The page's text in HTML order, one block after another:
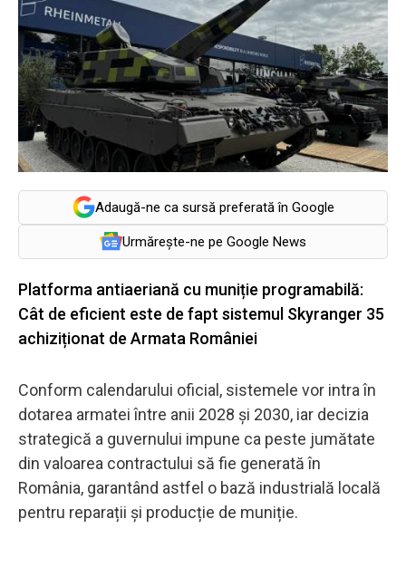
Adaugă-ne ca sursă preferată în Google
Urmărește-ne pe Google News
Platforma antiaeriană cu muniție programabilă:
Cât de eficient este de fapt sistemul Skyranger 35
achiziționat de Armata României
Conform calendarului oficial, sistemele vor intra în
dotarea armatei între anii 2028 și 2030, iar decizia
strategică a guvernului impune ca peste jumătate
din valoarea contractului să fie generată în
România, garantând astfel o bază industrială locală
pentru reparații și producție de muniție.